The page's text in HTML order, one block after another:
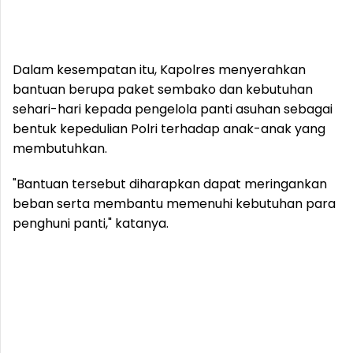
Dalam kesempatan itu, Kapolres menyerahkan
bantuan berupa paket sembako dan kebutuhan
sehari-hari kepada pengelola panti asuhan sebagai
bentuk kepedulian Polri terhadap anak-anak yang
membutuhkan.
"Bantuan tersebut diharapkan dapat meringankan
beban serta membantu memenuhi kebutuhan para
penghuni panti," katanya.